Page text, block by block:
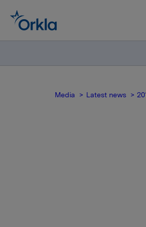
Media Latest news